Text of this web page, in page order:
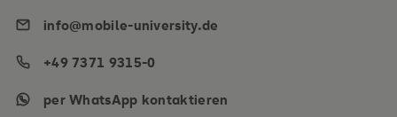
info@mobile-university.de
+49 7371 9315-0
per WhatsApp kontaktieren